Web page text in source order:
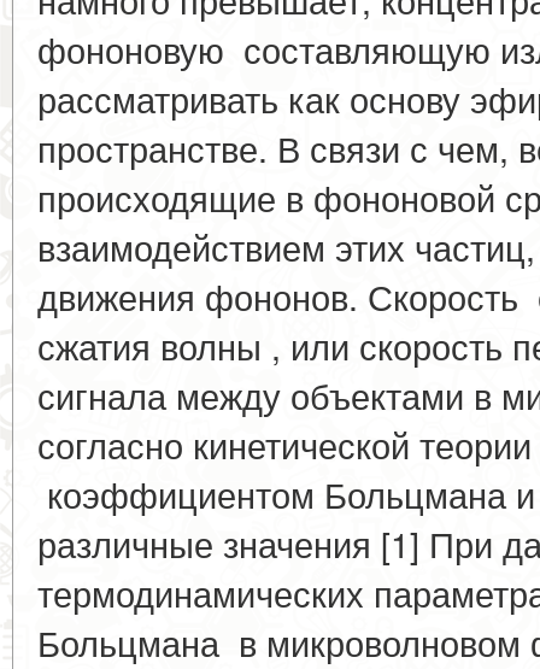
фононовую составляющую
рассматривать как основу
пространстве. В связи с чем,
происходящие в фононовой
взаимодействием этих
движения фононов.
сжатия волны , или скорость
сигнала между объектами в
согласно кинетической
коэффициентом Больцмана
различные значения [1] При
термодинамических
Больцмана в